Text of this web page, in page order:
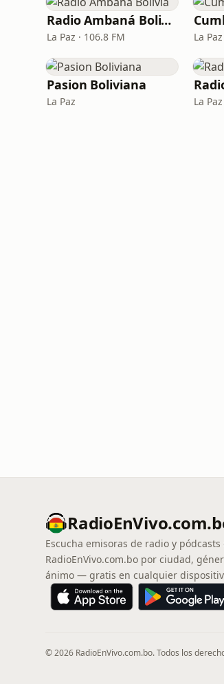
Radio Ambaná Bolivia
La Paz · 106.8 FM La Paz
Pasion Boliviana
La Paz La
Escucha emisoras de radio y pódcasts
RadioEnVivo.com.bo por ciudad,
ánimo — gratis en cualquier
© 2026 RadioEnVivo.com.bo. Todos los